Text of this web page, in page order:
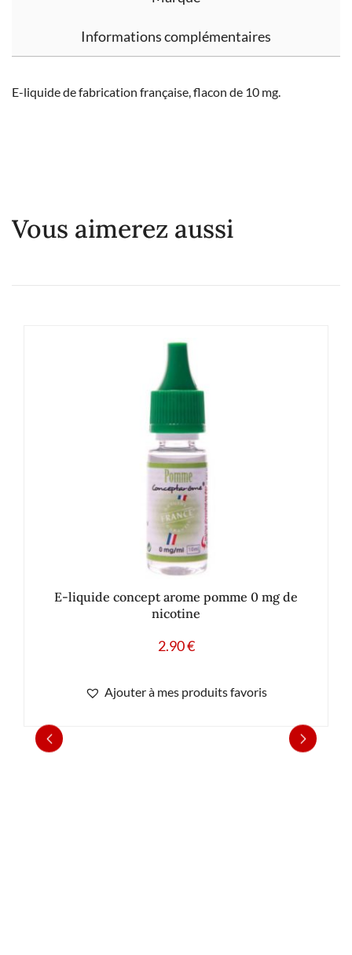
Informations complémentaires
E-liquide de fabrication française, flacon de 10 mg.
Vous aimerez aussi
E-liquide concept arome pomme 0 mg de
nicotine
2.90€
Ajouter à mes produits favoris